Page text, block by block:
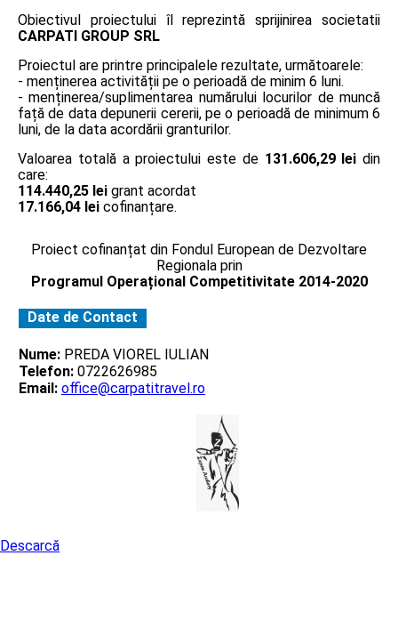
Obiectivul proiectului îl reprezintă sprijinirea societatii
CARPATI GROUP SRL
Proiectul are printre principalele rezultate, următoarele:
- menținerea activității pe o perioadă de minim 6 luni.
- menținerea/suplimentarea numărului locurilor de muncă
față de data depunerii cererii, pe o perioadă de minimum 6
luni, de la data acordării granturilor.
Valoarea totală a proiectului este de 131.606,29 lei din
care:
114.440,25 lei grant acordat
17.166,04 lei cofinanțare.
Proiect cofinanțat din Fondul European de Dezvoltare
Regionala prin
Programul Operațional Competitivitate 2014-2020
Date de Contact
Nume: PREDA VIOREL IULIAN
Telefon: 0722626985
Email: office@carpatitravel.ro
Descarcă